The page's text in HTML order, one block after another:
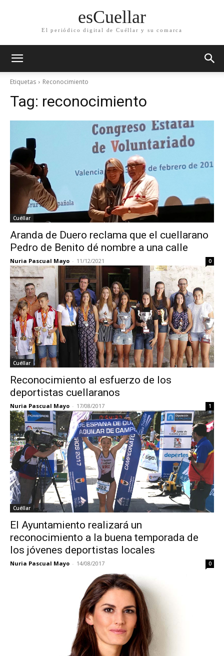
esCuellar
El periódico digital de Cuéllar y su comarca
Etiquetas Reconocimiento
Tag: reconocimiento
Cuéllar
Aranda de Duero reclama que el cuellarano
Pedro de Benito dé nombre a una calle
Nuria Pascual Mayo - 11/12/2021 0
Cuéllar
Reconocimiento al esfuerzo de los
deportistas cuellaranos
Nuria Pascual Mayo - 17/08/2017 1
Cuéllar
El Ayuntamiento realizará un
reconocimiento a la buena temporada de
los jóvenes deportistas locales
Nuria Pascual Mayo - 14/08/2017 0